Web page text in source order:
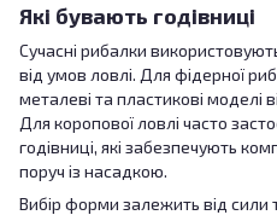
Які бувають годівниці
Сучасні рибалки
від умов ловлі. Для фідерної
металеві та пластикові моделі
Для коропової ловлі часто
годівниці, які забезпечують
поруч із насадкою.
Вибір форми залежить від сили